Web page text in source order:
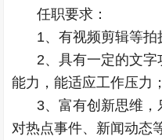
任职要求：
1、有视频剪辑等拍
2、具有一定的文
能力，能适应工作压力；
3、富有创新思维，
对热点事件、新闻动态